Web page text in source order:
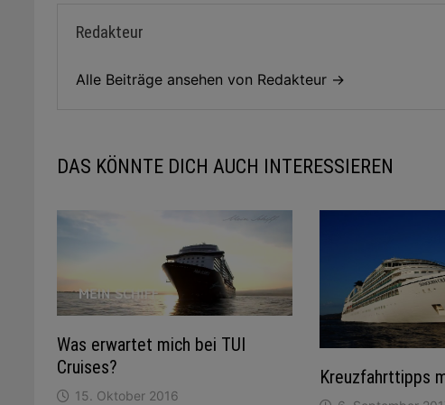
Redakteur
Alle Beiträge ansehen von Redakteur →
DAS KÖNNTE DICH AUCH INTERESSIEREN
Was erwartet mich bei TUI
Cruises?
15. Oktober 2016
Kreuzfahrttipps